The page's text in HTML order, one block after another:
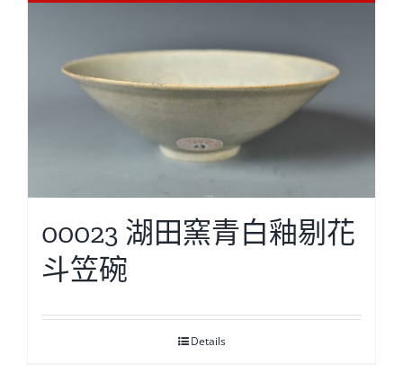
00023 湖田窯青白釉剔花
斗笠碗
Details